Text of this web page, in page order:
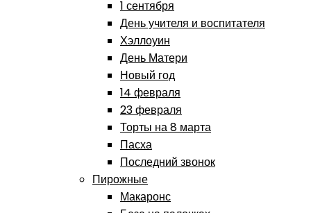
1 сентября
День учителя и воспитателя
Хэллоуин
День Матери
Новый год
14 февраля
23 февраля
Торты на 8 марта
Пасха
Последний звонок
Пирожные
Макаронс